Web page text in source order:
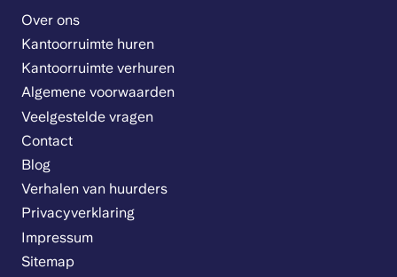
Over ons
Kantoorruimte huren
Kantoorruimte verhuren
Algemene voorwaarden
Veelgestelde vragen
Contact
Blog
Verhalen van huurders
Privacyverklaring
Impressum
Sitemap